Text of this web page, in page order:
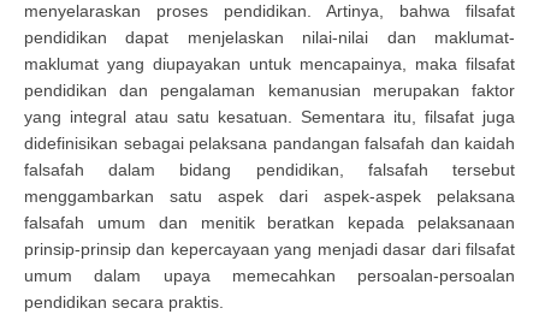
menyelaraskan proses pendidikan. Artinya, bahwa filsafat
pendidikan dapat menjelaskan nilai-nilai dan maklumat-
maklumat yang diupayakan untuk mencapainya, maka filsafat
pendidikan dan pengalaman kemanusian merupakan faktor
yang integral atau satu kesatuan. Sementara itu, filsafat juga
didefinisikan sebagai pelaksana pandangan falsafah dan kaidah
falsafah dalam bidang pendidikan, falsafah tersebut
menggambarkan satu aspek dari aspek-aspek pelaksana
falsafah umum dan menitik beratkan kepada pelaksanaan
prinsip-prinsip dan kepercayaan yang menjadi dasar dari filsafat
umum dalam upaya memecahkan persoalan-persoalan
pendidikan secara praktis.